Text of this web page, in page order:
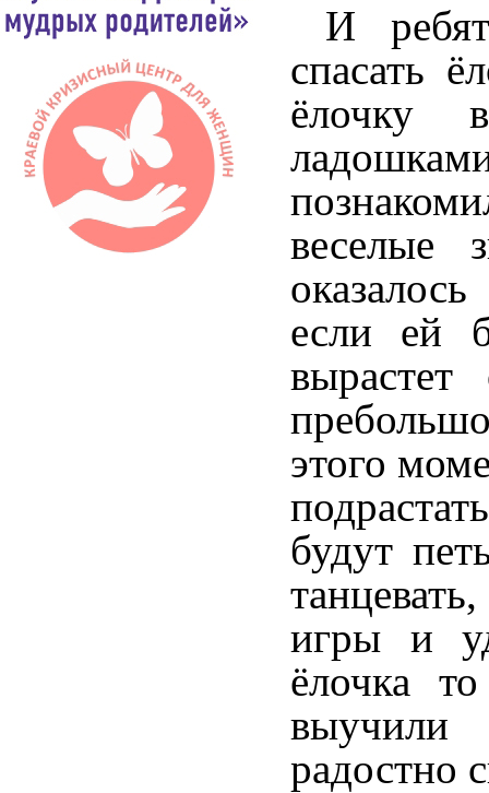
И
спасать
ёлочку в
веселые
если ей
этого
будут
игры и
ёлочка
выучили
радостно